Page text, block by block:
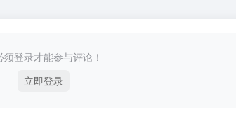
须登录才能参与评论！
立即登录